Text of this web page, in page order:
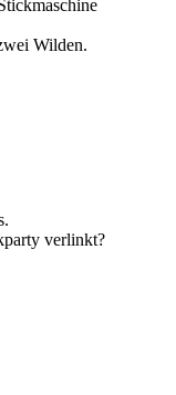
Wilden.
verlinkt?